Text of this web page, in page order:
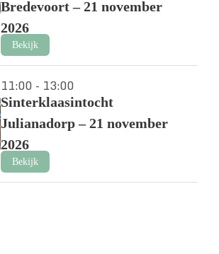
Bredevoort – 21 november
2026
Bekijk
11:00 - 13:00
Sinterklaasintocht
Julianadorp – 21 november
2026
Bekijk